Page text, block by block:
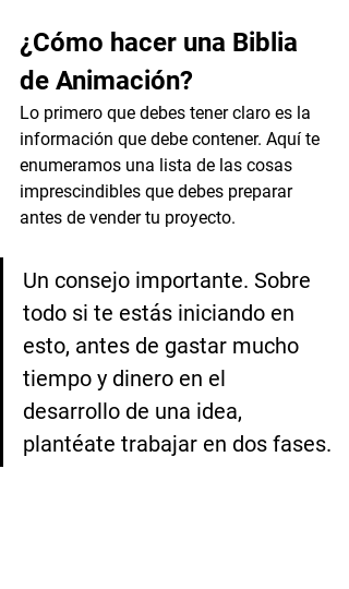
¿Cómo hacer una Biblia
de Animación?
Lo primero que debes tener claro es la
información que debe contener. Aquí te
enumeramos una lista de las cosas
imprescindibles que debes preparar
antes de vender tu proyecto.
Un consejo importante. Sobre
todo si te estás iniciando en
esto, antes de gastar mucho
tiempo y dinero en el
desarrollo de una idea,
plantéate trabajar en dos fases.